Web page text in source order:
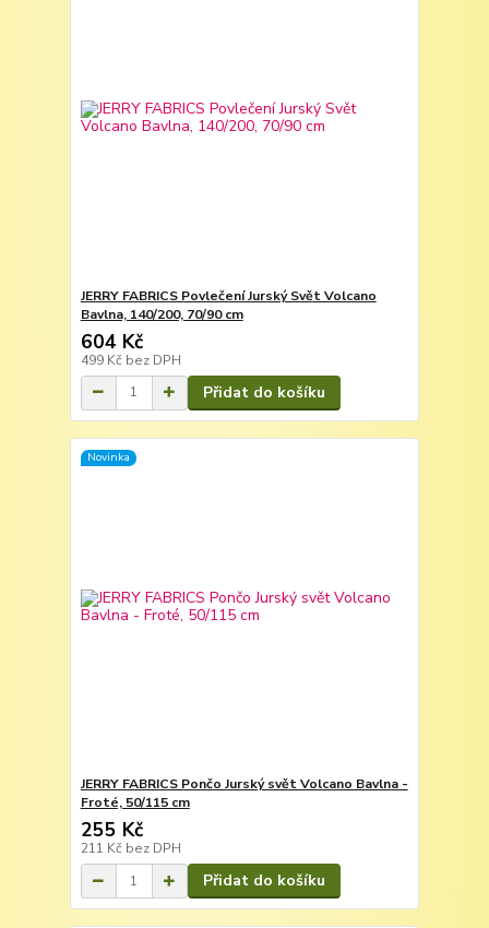
JERRY FABRICS Povlečení Jurský Svět Volcano
Bavlna, 140/200, 70/90 cm
604 Kč
499 Kč bez DPH
Přidat do košíku
Novinka
JERRY FABRICS Pončo Jurský svět Volcano Bavlna -
Froté, 50/115 cm
255 Kč
211 Kč bez DPH
Přidat do košíku